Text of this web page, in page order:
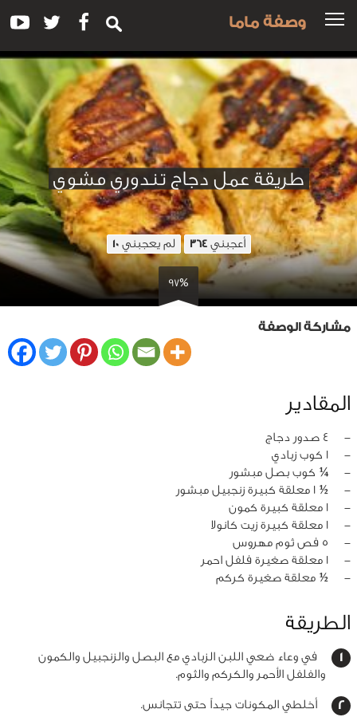
وصفة ماما
طريقة عمل دجاج تندوري مشوي
أعجبني364 لم يعجبني10
97%
مشاركة الوصفة
المقادير
‏-
4 صدور دجاج
‏-
1 كوب زبادي
‏-
¼ كوب بصل مبشور
‏-
½ 1 معلقة كبيرة زنجبيل مبشور
‏-
1 معلقة كبيرة كمون
‏-
1 معلقة كبيرة زيت كانولا
‏-
5 فص ثوم مهروس
‏-
1 معلقة صغيرة فلفل احمر
‏-
½ معلقة صغيرة كركم
الطريقة
في وعاء ضعي اللبن الزبادي مع البصل والزنجبيل والكمون
والفلفل الأحمر والكركم والثوم.
أخلطي المكونات جيداً حتى تتجانس.